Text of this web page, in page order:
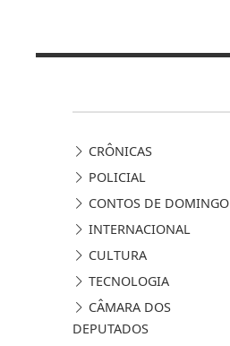
CRÔNICAS
POLICIAL
CONTOS DE DOMINGO
INTERNACIONAL
CULTURA
TECNOLOGIA
CÂMARA DOS
DEPUTADOS